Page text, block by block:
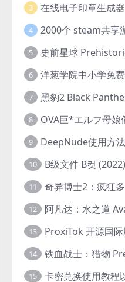
3 在线电子印章生成器
4
5
6
7
8
9
10
11
12
13
14
15